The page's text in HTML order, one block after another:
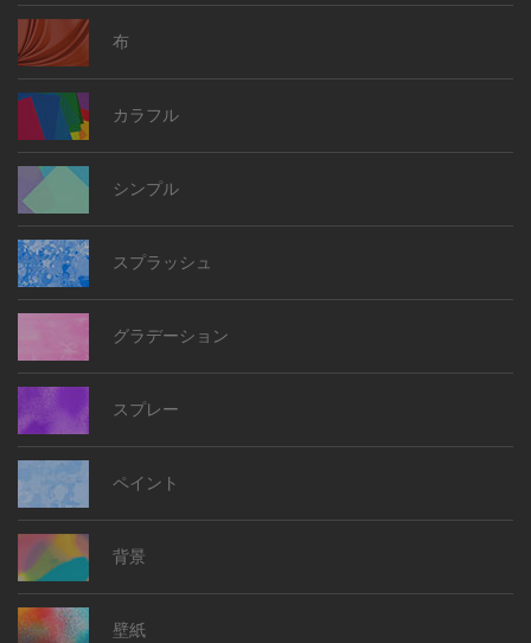
布
カラフル
シンプル
スプラッシュ
グラデーション
スプレー
ペイント
背景
壁紙